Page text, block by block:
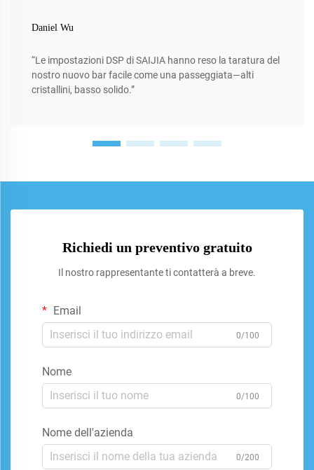
Daniel Wu
“Le impostazioni DSP di SAIJIA hanno reso la taratura del
nostro nuovo bar facile come una passeggiata—alti
cristallini, basso solido.”
Richiedi un preventivo gratuito
Il nostro rappresentante ti contatterà a breve.
Email
0/100
Nome
0/100
Nome dell'azienda
0/200